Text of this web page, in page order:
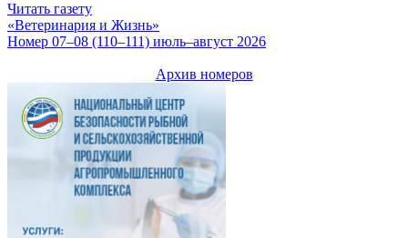
Читать газету
«Ветеринария и Жизнь»
Номер 07–08 (110–111) июль–август 2026
Архив номеров